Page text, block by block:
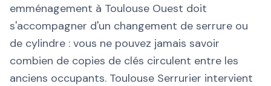
emménagement à Toulouse Ouest doit
s'accompagner d'un changement de serrure ou
de cylindre : vous ne pouvez jamais savoir
combien de copies de clés circulent entre les
anciens occupants. Toulouse Serrurier intervient